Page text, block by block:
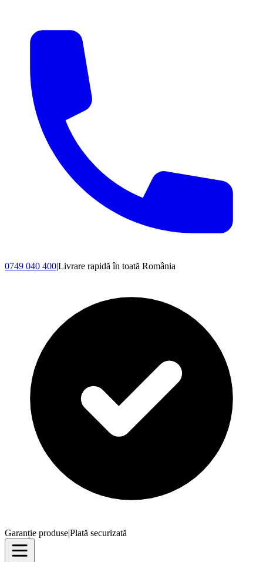
0749 040 400|Livrare rapidă în toată România
Garanție produse|Plată securizată